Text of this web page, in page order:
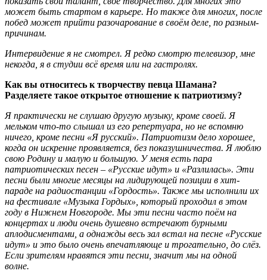
может быть стартом в карьере. Но также для многих, после
побед может прийти разочарование в своём деле, по разным-
причинам.
Интервидение я не смотрел. Я редко смотрю телевизор, мне
некогда, я в студии всё время или на гастролях.
Как вы относитесь к творчеству певца Шамана?
Разделяете такое открытое отношение к патриотизму?
Я практически не слушаю другую музыку, кроме своей. Я
мельком что-то слышал из его репертуара, но не вспомню
ничего, кроме песни «Я русский». Патриотизм дело хорошее,
когда он искренне проявляется, без показушничества. Я люблю
свою Родину и малую и большую. У меня есть пара
патриотических песен – «Русские идут» и «Разлилась». Эти
песни были многие месяцы на лидирующей позиции в хит-
параде на радиостанции «Гордость». Также мы исполнили их
на фестивале «Музыка Гордых», который проходил в этом
году в Нижнем Новгороде. Мы эти песни часто поём на
концертах и люди очень душевно встречают бурными
аплодисментами, а однажды весь зал встал на песне «Русские
идут» и это было очень впечатляюще и трогательно, до слёз.
Если зрителям нравятся эти песни, значит мы на одной
волне.